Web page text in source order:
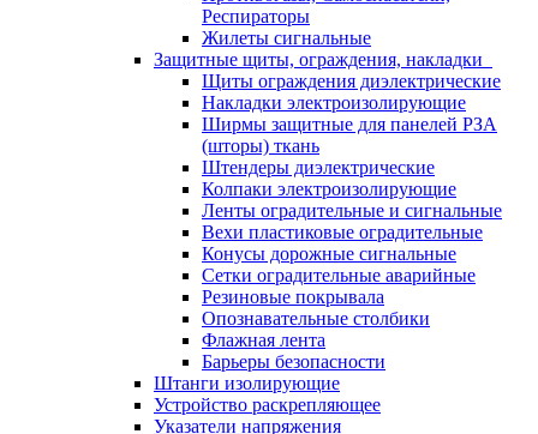
Респираторы
Жилеты сигнальные
Защитные щиты, ограждения, накладки
Щиты ограждения диэлектрические
Накладки электроизолирующие
Ширмы защитные для панелей РЗА
(шторы) ткань
Штендеры диэлектрические
Колпаки электроизолирующие
Ленты оградительные и сигнальные
Вехи пластиковые оградительные
Конусы дорожные сигнальные
Сетки оградительные аварийные
Резиновые покрывала
Опознавательные столбики
Флажная лента
Барьеры безопасности
Штанги изолирующие
Устройство раскрепляющее
Указатели напряжения